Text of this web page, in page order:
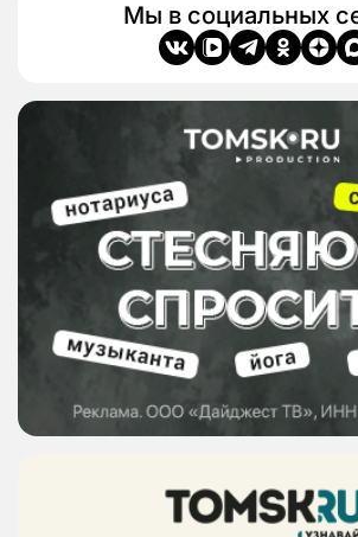
Мы в социальных